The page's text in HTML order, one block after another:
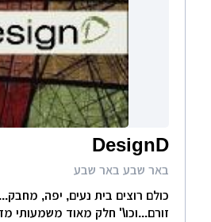
DesignD
באר שבע באר שבע
כולם רוצים בית נעים, יפה, מחבק...עסק
זורם...וכו\' חלק מאוד משמעותי מזה